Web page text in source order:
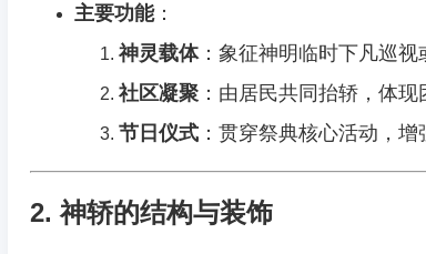
主要功能：
神灵载体：象征神明临时下凡巡视
社区凝聚 ：由居民共同抬轿，体现
节日仪式 ：贯穿祭典核心活动，增
2. 神轿的结构与装饰